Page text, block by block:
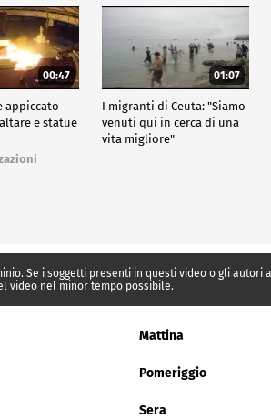
00:47
appiccato
e statue
01:07
I migranti di Ceuta: "Siamo
venuti qui in cerca di una
vita migliore"
Se i soggetti presenti in questi video o gli
video nel minor tempo possibile.
Mattina
Pomeriggio
Sera